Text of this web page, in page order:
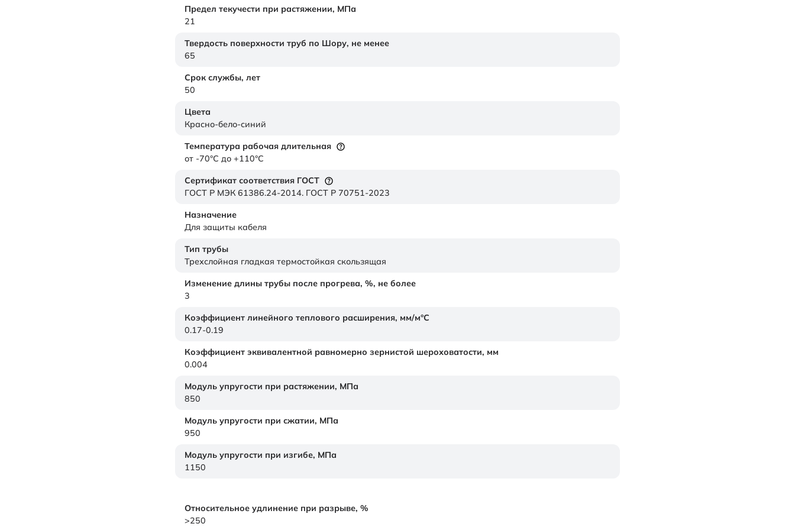
Предел текучести при растяжении, МПа
21
Твердость поверхности труб по Шору, не менее
65
Срок службы, лет
50
Цвета
Красно-бело-синий
Температура рабочая длительная
от -70°C до +110°C
Сертификат соответствия ГОСТ
ГОСТ Р МЭК 61386.24-2014. ГОСТ Р 70751-2023
Назначение
Для защиты кабеля
Тип трубы
Трехслойная гладкая термостойкая скользящая
Изменение длины трубы после прогрева, %, не более
3
Коэффициент линейного теплового расширения, мм/м°С
0.17-0.19
Коэффициент эквивалентной равномерно зернистой шероховатости, мм
0.004
Модуль упругости при растяжении, МПа
850
Модуль упругости при сжатии, МПа
950
Модуль упругости при изгибе, МПа
1150
Относительное удлинение при разрыве, %
>250